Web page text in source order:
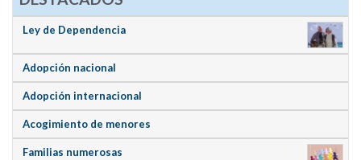
Ley de Dependencia
Adopción nacional
Adopción internacional
Acogimiento de menores
Familias numerosas